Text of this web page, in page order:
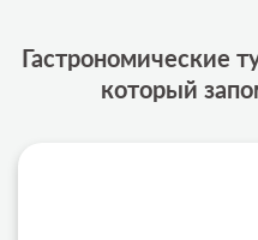
Гастрономические
который